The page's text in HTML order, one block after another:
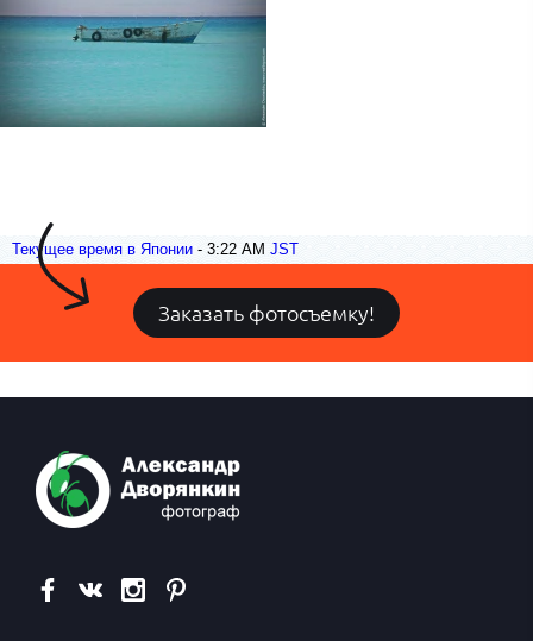
Текущее время в Японии - 3:22 AM JST
Заказать фотосъемку!